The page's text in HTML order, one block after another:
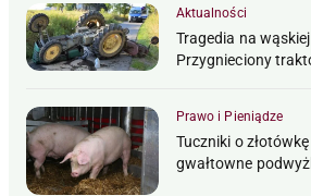
Aktualności
Tragedia na
Przygnieciony
Prawo i Pieniądze
Tuczniki o
gwałtowne